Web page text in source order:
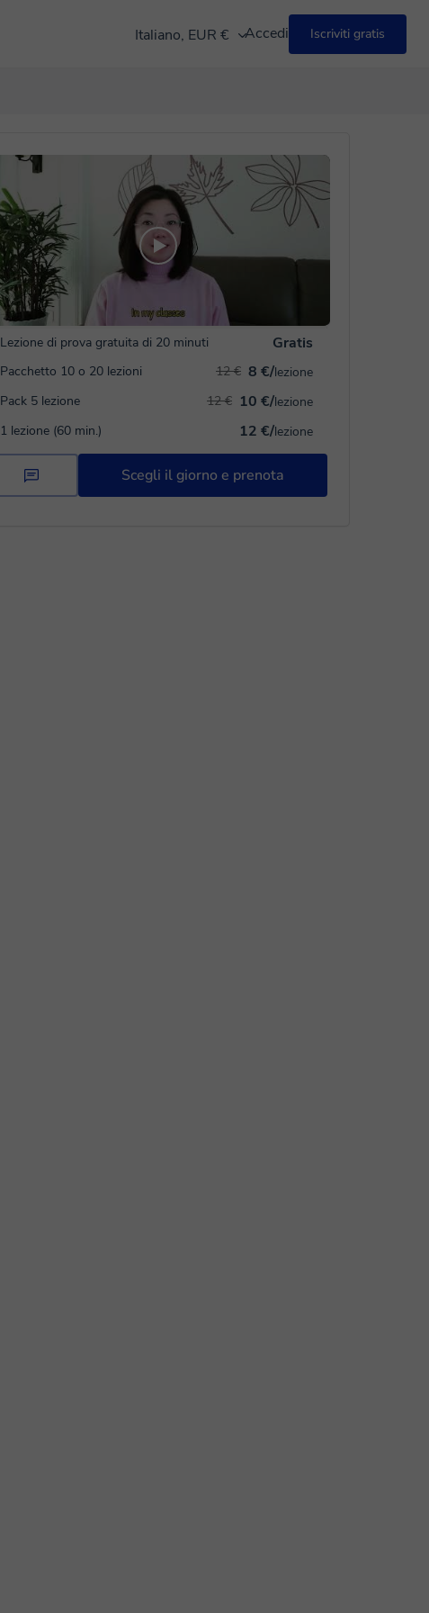
Italiano, EUR € Accedi Iscriviti gratis
Lezione di prova gratuita di 20 minuti Gratis
Pacchetto 10 o 20 lezioni 8 €/lezione
12 €
Pack 5 lezione
10 €/lezione
12 €
1 lezione (60 min.)
12 €/lezione
Scegli il giorno e prenota